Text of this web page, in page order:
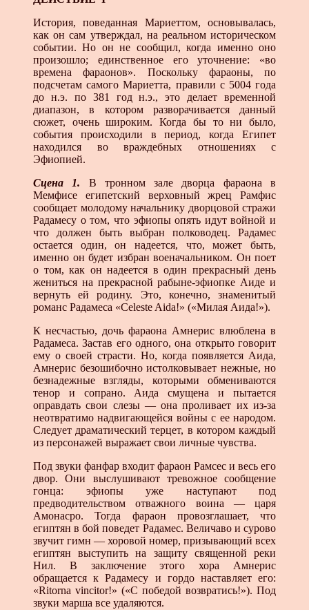
История, поведанная Мариеттом, основывалась,
как он сам утверждал, на реальном историческом
событии. Но он не сообщил, когда именно оно
произошло; единст­венное его уточнение: «во
времена фараонов». Посколь­ку фараоны, по
подсчетам самого Мариетта, правили с 5004 года
до н.э. по 381 год н.э., это делает временной
диапазон, в котором разворачивается данный
сюжет, очень широким. Когда бы то ни было,
события происходили в период, когда Египет
находился во враждебных отноше­ниях с
Эфиопией.
Сцена 1. В тронном зале дворца фараона в
Мемфисе египетский верховный жрец Рамфис
сообщает молодому начальнику дворцовой стражи
Радамесу о том, что эфио­пы опять идут войной и
что должен быть выбран полко­водец. Радамес
остается один, он надеется, что, может быть,
именно он будет избран военачальником. Он поет
о том, как он надеется в один прекрасный день
жениться на прекрасной рабыне-эфиопке Аиде и
вернуть ей родину. Это, конечно, знаменитый
романс Радамеса «Celeste Aida!» («Милая Аида!»).
К несчастью, дочь фараона Амнерис влюблена в
Рада­меса. Застав его одного, она открыто говорит
ему о своей страсти. Но, когда появляется Аида,
Амнерис безошибочно истолковывает нежные, но
безнадежные взгляды, кото­рыми обмениваются
тенор и сопрано. Аида смущена и пытается
оправдать свои слезы — она проливает их из-за
неотвратимо надвигающейся войны с ее народом.
Следу­ет драматический терцет, в котором каждый
из персона­жей выражает свои личные чувства.
Под звуки фанфар входит фараон Рамсес и весь его
двор. Они выслушивают тревожное сообщение
гонца: эфиопы уже наступают под
предводительством отважного воина — царя
Амонасро. Тогда фараон провозглашает, что
египтян в бой поведет Радамес. Величаво и сурово
звучит гимн — хоровой номер, призывающий всех
египтян выступить на защиту священной реки
Нил. В заключение этого хора Амнерис
обращается к Радамесу и гордо наставляет его:
«Ritorna vincitor!» («С победой возвратись!»). Под
звуки марша все удаляются.